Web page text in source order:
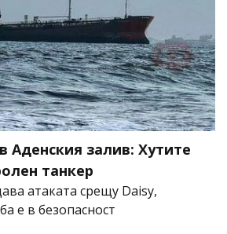
Аденския залив: Хутите
танкер
атаката срещу Daisy,
е в безопасност